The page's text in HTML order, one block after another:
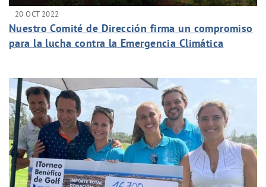
20 OCT 2022
Nuestro Comité de Dirección firma un compromiso
para la lucha contra la Emergencia Climática